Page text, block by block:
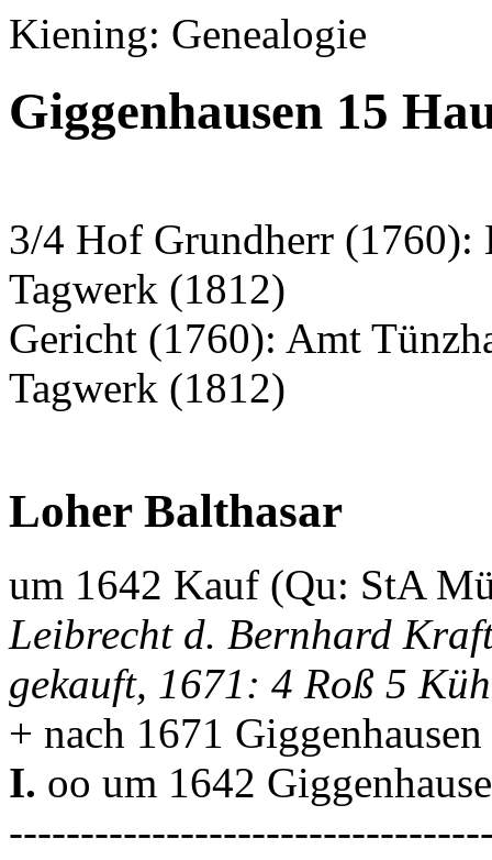
Kiening: Genealogie
Giggenhausen 15
3/4 Hof Grundherr (1760):
Tagwerk (1812)
Gericht (1760): Amt
Tagwerk (1812)
Loher Balthasar
um 1642 Kauf (Qu: StA
Leibrecht d. Bernhard
gekauft, 1671: 4 Roß 5
+ nach 1671 Giggenhausen
I. oo um 1642